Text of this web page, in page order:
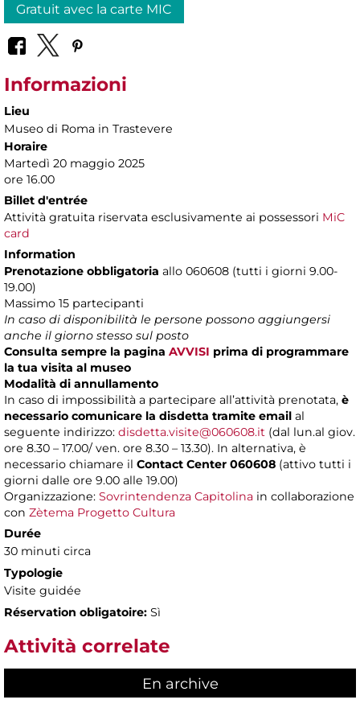
Gratuit avec la carte MIC
Informazioni
Lieu
Museo di Roma in Trastevere
Horaire
Martedì 20 maggio 2025
ore 16.00
Billet d'entrée
Attività gratuita riservata esclusivamente ai possessori MiC
card
Information
Prenotazione obbligatoria allo 060608 (tutti i giorni 9.00-
19.00)
Massimo 15 partecipanti
In caso di disponibilità le persone possono aggiungersi
anche il giorno stesso sul posto
Consulta sempre la pagina AVVISI prima di programmare
la tua visita al museo
Modalità di annullamento
In caso di impossibilità a partecipare all’attività prenotata, è
necessario comunicare la disdetta tramite email al
seguente indirizzo: disdetta.visite@060608.it (dal lun.al giov.
ore 8.30 – 17.00/ ven. ore 8.30 – 13.30). In alternativa, è
necessario chiamare il Contact Center 060608 (attivo tutti i
giorni dalle ore 9.00 alle 19.00)
Organizzazione: Sovrintendenza Capitolina in collaborazione
con Zètema Progetto Cultura
Durée
30 minuti circa
Typologie
Visite guidée
Réservation obligatoire: Sì
Attività correlate
En archive